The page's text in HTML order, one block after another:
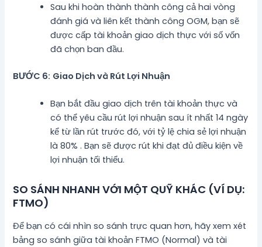
Sau khi hoàn thành thành công cả hai vòng
đánh giá và liên kết thành công OGM, bạn sẽ
được cấp tài khoản giao dịch thực với số vốn
đã chọn ban đầu.
BƯỚC 6: Giao Dịch và Rút Lợi Nhuận
Bạn bắt đầu giao dịch trên tài khoản thực và
có thể yêu cầu rút lợi nhuận sau ít nhất 14 ngày
kể từ lần rút trước đó, với tỷ lệ chia sẻ lợi nhuận
là 80% . Bạn sẽ được rút khi đạt đủ điều kiện về
lợi nhuận tối thiểu.
SO SÁNH NHANH VỚI MỘT QUỸ KHÁC (VÍ DỤ:
FTMO)
Để bạn có cái nhìn so sánh trực quan hơn, hãy xem xét
bảng so sánh giữa tài khoản FTMO (Normal) và tài